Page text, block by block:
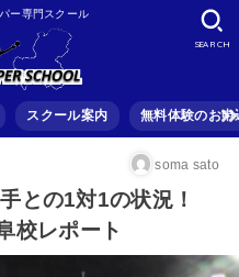
ー専門スクール
スクール案内 無料体験のお申
SEARCH
soma sato
との1対1の状況！
校レポート